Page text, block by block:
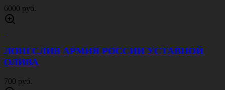
МАСКХАЛАТ МУЛЬТИКАМ
1800 руб.
МАСКХАЛАТ БЕРЕЗКА БЕЛАЯ